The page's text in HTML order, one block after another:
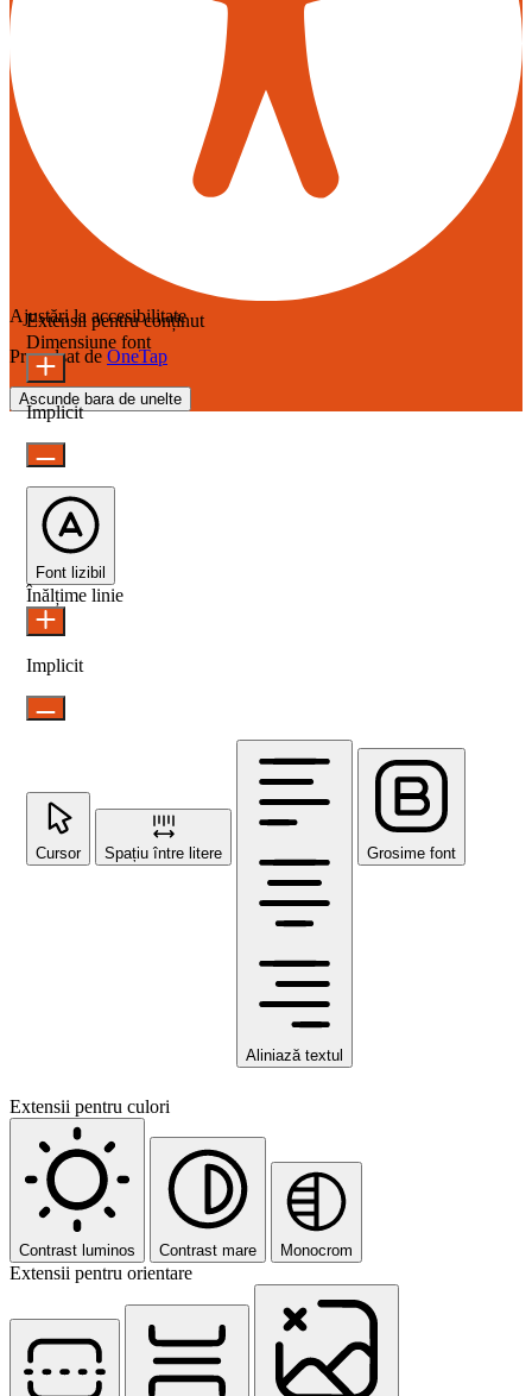
Ajustări la accesibilitate
Propulsat de OneTap
Ascunde bara de unelte
Extensii pentru conținut
Dimensiune font
Implicit
Font lizibil
Înălțime linie
Implicit
Cursor Spațiu între litere
Aliniază textul
Grosime font
Extensii pentru culori
Contrast luminos Contrast mare Monocrom
Extensii pentru orientare